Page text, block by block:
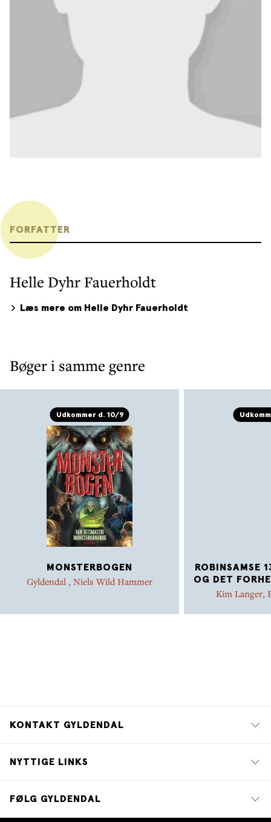
FORFATTER
Helle Dyhr Fauerholdt
Læs mere om Helle Dyhr Fauerholdt
Bøger i samme genre
Udkommer d. 10/9
MONSTERBOGEN
Gyldendal , Niels Wild Hammer
ROBINSAMSE
OG DET
Kim Langer,
KONTAKT GYLDENDAL
NYTTIGE LINKS
FØLG GYLDENDAL